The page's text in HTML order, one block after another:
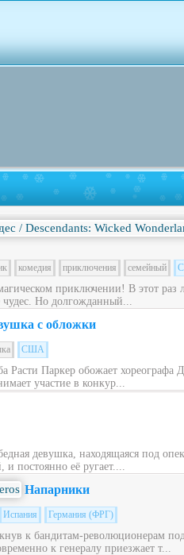
комедия приключения семейный
приключении! В этот раз
Но долгожданный...
с обложки
США
Расти Паркер обожает
участие в конкур...
девушка, находящаяся под
и постоянно её ругает....
Напарники
Испания Германия (ФРГ)
к бандитам-революционерам
к генералу приезжает т...